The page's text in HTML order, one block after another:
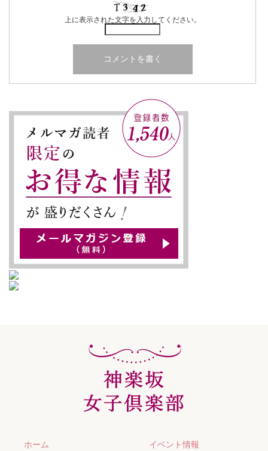
上に表示された文字を入力してください。
ホーム イベント情報